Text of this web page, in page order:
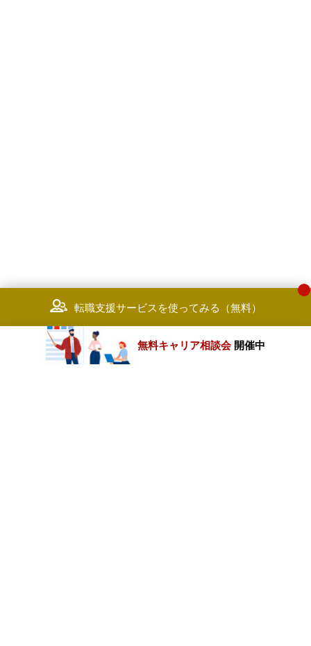
転職支援サービスを使ってみる（無料）
無料キャリア相談会 開催中